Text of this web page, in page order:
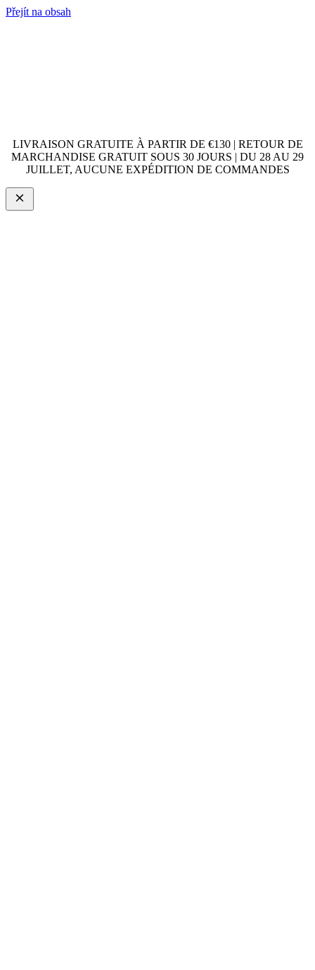
Přejít na obsah
LIVRAISON GRATUITE À PARTIR DE €130 | RETOUR DE
MARCHANDISE GRATUIT SOUS 30 JOURS | DU 28 AU 29
JUILLET, AUCUNE EXPÉDITION DE COMMANDES